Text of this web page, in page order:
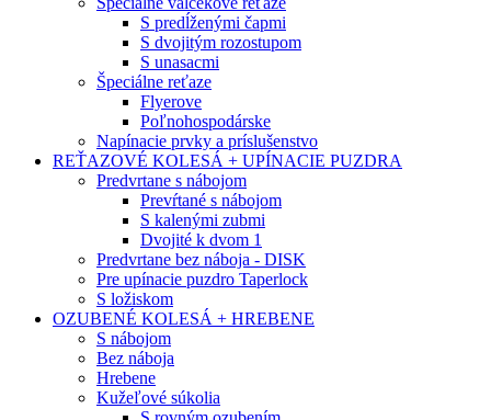
S predĺženými čapmi
S dvojitým rozostupom
S unasacmi
Špeciálne reťaze
Flyerove
Poľnohospodárske
Napínacie prvky a príslušenstvo
REŤAZOVÉ KOLESÁ + UPÍNACIE PUZDRA
Predvrtane s nábojom
Prevŕtané s nábojom
S kalenými zubmi
Dvojité k dvom 1
Predvrtane bez náboja - DISK
Pre upínacie puzdro Taperlock
S ložiskom
OZUBENÉ KOLESÁ + HREBENE
S nábojom
Bez náboja
Hrebene
Kužeľové súkolia